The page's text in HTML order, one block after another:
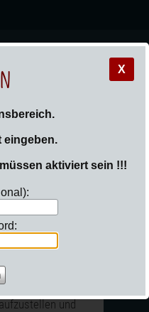
X
eingeben.
aktiviert sein !!!
zur Zeit
Ziel ist es den
und